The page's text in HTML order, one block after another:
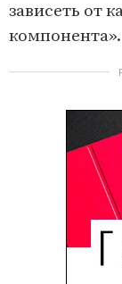
зависеть от
компонента».